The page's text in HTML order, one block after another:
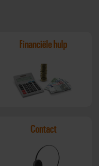
Financiële hulp
Contact